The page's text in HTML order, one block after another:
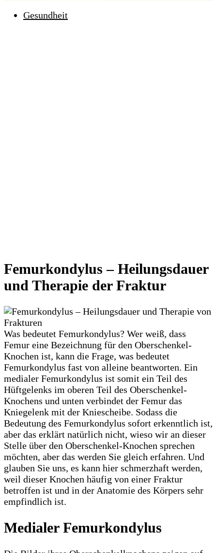
Gesundheit
Femurkondylus – Heilungsdauer
und Therapie der Fraktur
Was bedeutet Femurkondylus? Wer weiß, dass
Femur eine Bezeichnung für den Oberschenkel-
Knochen ist, kann die Frage, was bedeutet
Femurkondylus fast von alleine beantworten. Ein
medialer Femurkondylus ist somit ein Teil des
Hüftgelenks im oberen Teil des Oberschenkel-
Knochens und unten verbindet der Femur das
Kniegelenk mit der Kniescheibe. Sodass die
Bedeutung des Femurkondylus sofort erkenntlich ist,
aber das erklärt natürlich nicht, wieso wir an dieser
Stelle über den Oberschenkel-Knochen sprechen
möchten, aber das werden Sie gleich erfahren. Und
glauben Sie uns, es kann hier schmerzhaft werden,
weil dieser Knochen häufig von einer Fraktur
betroffen ist und in der Anatomie des Körpers sehr
empfindlich ist.
Medialer Femurkondylus